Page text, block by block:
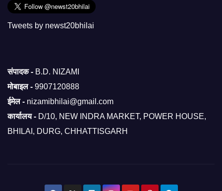
Tweets by newst20bhilai
संपादक - B.D. NIZAMI
मोबाइल - 9907120888
ईमेल - nizamibhilai@gmail.com
कार्यालय - D/10, NEW INDRA MARKET, POWER HOUSE,
BHILAI, DURG, CHHATTISGARH